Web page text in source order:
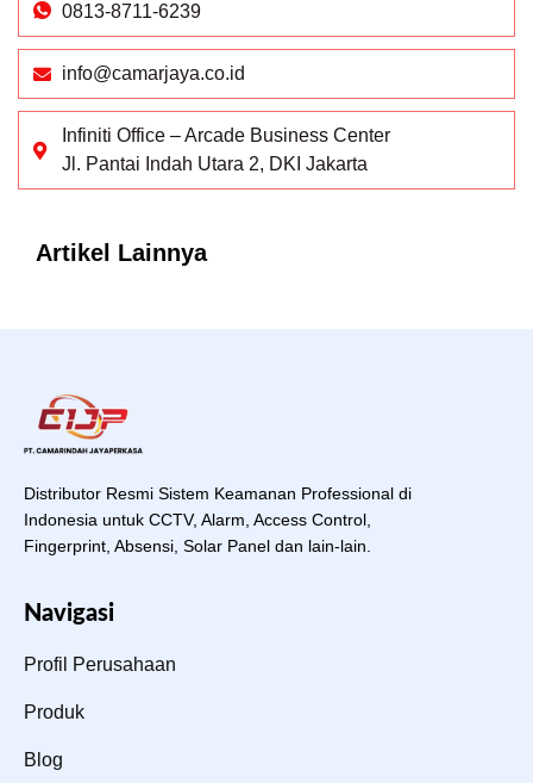
0813-8711-6239
info@camarjaya.co.id
Infiniti Office – Arcade Business Center
Jl. Pantai Indah Utara 2, DKI Jakarta
Artikel Lainnya
Distributor Resmi Sistem Keamanan Professional di
Indonesia untuk CCTV, Alarm, Access Control,
Fingerprint, Absensi, Solar Panel dan lain-lain.
Navigasi
Profil Perusahaan
Produk
Blog